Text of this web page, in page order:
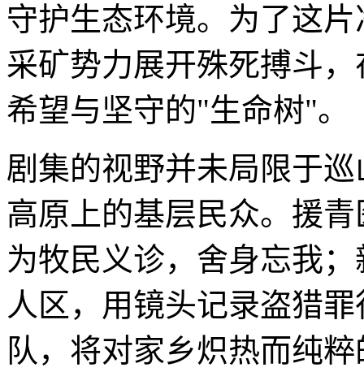
守护生态环境。为了这
采矿势力展开殊死搏斗
希望与坚守的"生命树"。
剧集的视野并未局限于
高原上的基层民众。援
为牧民义诊，舍身忘我
人区，用镜头记录盗猎
队，将对家乡炽热而纯